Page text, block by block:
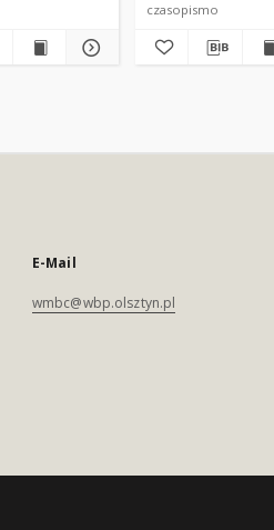
czasopismo
E-Mail
wmbc@wbp.olsztyn.pl